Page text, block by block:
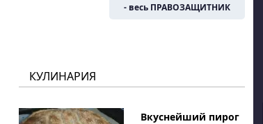
- весь ПРАВОЗАЩИТНИК
КУЛИНАРИЯ
Вкуснейший пирог